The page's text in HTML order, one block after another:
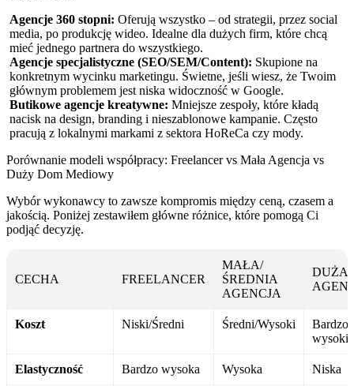
Agencje 360 stopni: Oferują wszystko – od strategii, przez social
media, po produkcję wideo. Idealne dla dużych firm, które chcą
mieć jednego partnera do wszystkiego.
Agencje specjalistyczne (SEO/SEM/Content): Skupione na
konkretnym wycinku marketingu. Świetne, jeśli wiesz, że Twoim
głównym problemem jest niska widoczność w Google.
Butikowe agencje kreatywne: Mniejsze zespoły, które kładą
nacisk na design, branding i nieszablonowe kampanie. Często
pracują z lokalnymi markami z sektora HoReCa czy mody.
Porównanie modeli współpracy: Freelancer vs Mała Agencja vs
Duży Dom Mediowy
Wybór wykonawcy to zawsze kompromis między ceną, czasem a
jakością. Poniżej zestawiłem główne różnice, które pomogą Ci
podjąć decyzję.
CECHA FREELANCER
MAŁA/
ŚREDNIA
AGENCJA
DUŻA
Koszt Niski/Średni Średni/Wysoki
Bardzo
wysoki
Elastyczność Bardzo wysoka Wysoka Niska